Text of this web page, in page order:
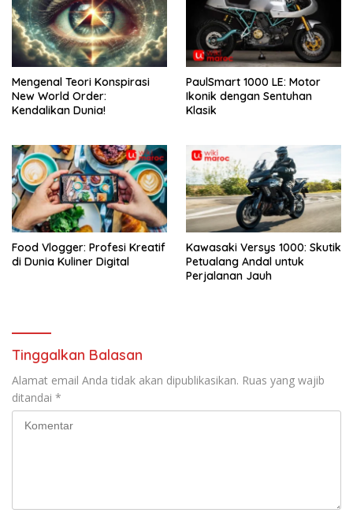
Mengenal Teori Konspirasi
New World Order:
Kendalikan Dunia!
PaulSmart 1000 LE: Motor
Ikonik dengan Sentuhan
Klasik
Food Vlogger: Profesi Kreatif
di Dunia Kuliner Digital
Kawasaki Versys 1000: Skutik
Petualang Andal untuk
Perjalanan Jauh
Tinggalkan Balasan
Alamat email Anda tidak akan dipublikasikan. Ruas yang wajib
ditandai *